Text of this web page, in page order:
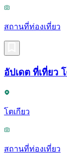
สถานที่ท่องเที่ยว
อัปเดต ที่เที่ยว
โตเกียว
สถานที่ท่องเที่ยว